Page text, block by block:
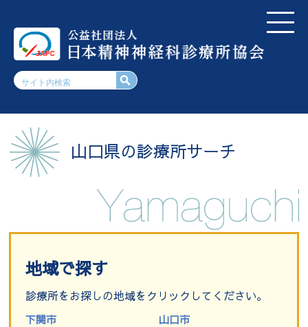
山口県の診療所サーチ
地域で探す
診療所をお探しの地域をクリックしてください。
下関市
山口市